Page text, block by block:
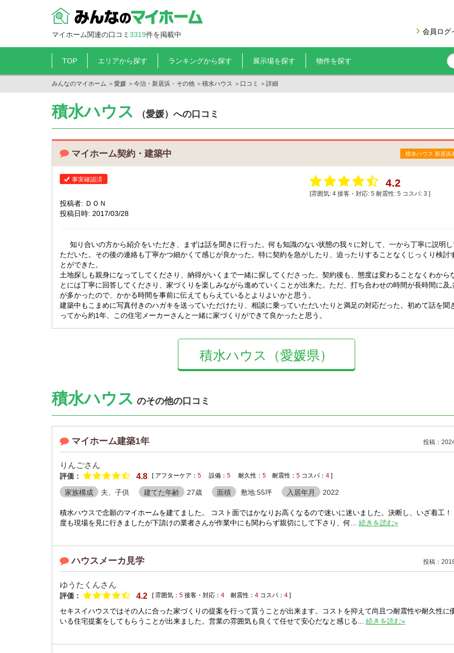
マイホーム関連の口コミ 3319件を掲載中 会員ログ
TOP エリアから探す ランキングから探す 展示場を探す 物件を探す
みんなのマイホーム ＞ 愛媛 ＞ 今治・新居浜・その他 ＞ 積水ハウス ＞ 口コミ ＞ 詳細
積水ハウス （愛媛）への口コミ
マイホーム契約・建築中 積水ハウス 新居浜
事実確認済 4.2
[雰囲気:4接客・対応:5耐震性:5 コスパ:3]
投稿者: ＤＯＮ
投稿日時: 2017/03/28
知り合いの方から紹介をいただき、まずは話を聞きに行った。何も知識のない状態の我々に対して、一から丁寧に説明
ただいた。その後の連絡も丁寧かつ細かくて感じが良かった。特に契約を急がしたり、迫ったりすることなくじっくり検討
とができた。
土地探しも親身になってしてくださり、納得がいくまで一緒に探してくださった。契約後も、態度は変わることなくわから
とには丁寧に回答してくださり、家づくりを楽しみながら進めていくことが出来た。ただ、打ち合わせの時間が長時間に及
が多かったので、かかる時間を事前に伝えてもらえているとよりよいかと思う。
建築中もこまめに写真付きのハガキを送っていただけたり、相談に乗っていただいたりと満足の対応だった。初めて話を聞
ってから約1年、この住宅メーカーさんと一緒に家づくりができて良かったと思う。
積水ハウス（愛媛県）
積水ハウス のその他の口コミ
マイホーム建築1年 投稿：
りんごさん
評価： 4.8 [ アフターケア： 5 設備： 5 耐久性： 5 耐震性： 5 コスパ： 4 ]
家族構成 夫、子供 建てた年齢 27歳 面積 敷地:55坪 入居年月 2022
積水ハウスで念願のマイホームを建てました。 コスト面ではかなりお高くなるので迷いに迷いました。決断し、いざ着工！
度も現場を見に行きましたが下請けの業者さんが作業中にも関わらず親切にして下さり、何... 続きを読む»
ハウスメーカ見学 投稿：
ゆうたくんさん
評価： 4.2 [ 雰囲気： 5 接客・対応： 4 耐震性： 4 コスパ： 4 ]
セキスイハウスではその人に合った家づくりの提案を行って貰うことが出来ます。コストを抑えて尚且つ耐震性や耐久性に
いる住宅提案をしてもらうことが出来ました。営業の雰囲気も良くて任せて安心だなと感じる... 続きを読む»